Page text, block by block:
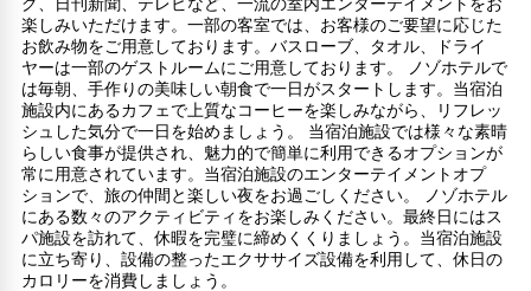
楽しみいただけます。一部の客室では、お客様のご要望に応じた
お飲み物をご用意しております。バスローブ、タオル、ドライ
ヤーは一部のゲストルームにご用意しております。 ノゾホテルで
は毎朝、手作りの美味しい朝食で一日がスタートします。当宿泊
施設内にあるカフェで上質なコーヒーを楽しみながら、リフレッ
シュした気分で一日を始めましょう。 当宿泊施設では様々な素晴
らしい食事が提供され、魅力的で簡単に利用できるオプションが
常に用意されています。当宿泊施設のエンターテイメントオプ
ションで、旅の仲間と楽しい夜をお過ごしください。 ノゾホテル
にある数々のアクティビティをお楽しみください。最終日にはス
パ施設を訪れて、休暇を完璧に締めくくりましょう。当宿泊施設
に立ち寄り、設備の整ったエクササイズ設備を利用して、休日の
カロリーを消費しましょう。